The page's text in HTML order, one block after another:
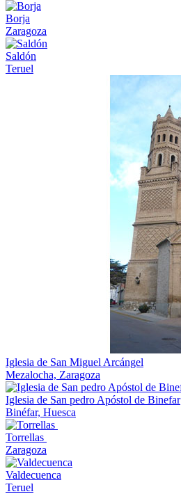
Borja
Zaragoza
Saldón
Teruel
Iglesia de San Miguel Arcángel
Mezalocha, Zaragoza
Iglesia de San pedro Apóstol de Binefar
Binéfar, Huesca
Torrellas
Zaragoza
Valdecuenca
Teruel